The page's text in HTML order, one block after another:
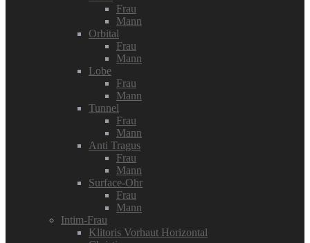
Frau
Mann
Orbital
Frau
Mann
Lobe
Frau
Mann
Tunnel
Frau
Mann
Anti Tragus
Frau
Mann
Surface-Ohr
Frau
Mann
Intim-Frau
Klitoris Vorhaut Horizontal